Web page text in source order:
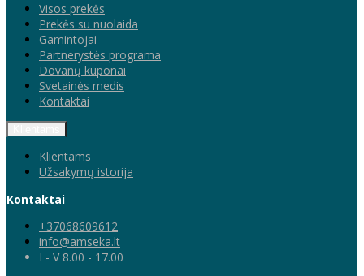
Visos prekės
Prekės su nuolaida
Gamintojai
Partnerystės programa
Dovanų kuponai
Svetainės medis
Kontaktai
Klientams
Užsakymų istorija
Kontaktai
+37068609612
info@amseka.lt
I - V 8.00 - 17.00